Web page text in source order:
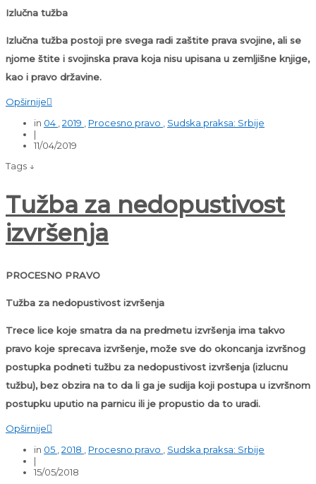
Izlučna tužba
Izlučna tužba postoji pre svega radi zaštite prava svojine, ali se
njome štite i svojinska prava koja nisu upisana u zemljišne knjige,
kao i pravo državine.
Opširnije
in 04 2019 Procesno pravo
Sudska praksa: Srbije
|
11/04/2019
Tags ↓
Tužba za nedopustivost
izvršenja
PROCESNO PRAVO
Tužba za nedopustivost izvršenja
Trece lice koje smatra da na predmetu izvršenja ima takvo
pravo koje sprecava izvršenje, može sve do okoncanja izvršnog
postupka podneti tužbu za nedopustivost izvršenja (izlucnu
tužbu), bez obzira na to da li ga je sudija koji postupa u izvršnom
postupku uputio na parnicu ili je propustio da to uradi.
Opširnije
in 05 ,2018 , Procesno pravo , Sudska praksa: Srbije
|
15/05/2018